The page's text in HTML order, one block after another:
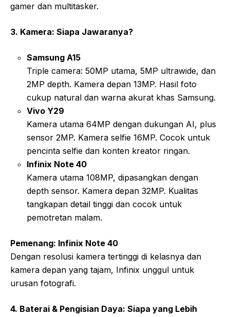
gamer dan multitasker.
3. Kamera: Siapa Jawaranya?
Samsung A15
Triple camera: 50MP utama, 5MP ultrawide, dan
2MP depth. Kamera depan 13MP. Hasil foto
cukup natural dan warna akurat khas Samsung.
Vivo Y29
Kamera utama 64MP dengan dukungan AI, plus
sensor 2MP. Kamera selfie 16MP. Cocok untuk
pencinta selfie dan konten kreator ringan.
Infinix Note 40
Kamera utama 108MP, dipasangkan dengan
depth sensor. Kamera depan 32MP. Kualitas
tangkapan detail tinggi dan cocok untuk
pemotretan malam.
Pemenang: Infinix Note 40
Dengan resolusi kamera tertinggi di kelasnya dan
kamera depan yang tajam, Infinix unggul untuk
urusan fotografi.
4. Baterai & Pengisian Daya: Siapa yang Lebih